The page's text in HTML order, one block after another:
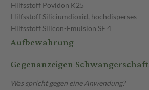
Hilfsstoff Povidon K25
Hilfsstoff Siliciumdioxid, hochdisperses
Hilfsstoff Silicon-Emulsion SE 4
Aufbewahrung
Gegenanzeigen Schwangerschaft
Was spricht gegen eine Anwendung?